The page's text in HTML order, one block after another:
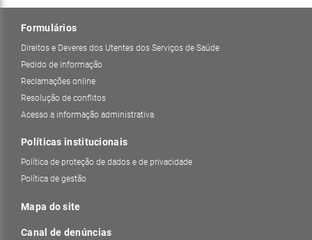
Formulários
Direitos e Deveres dos Utentes dos Serviços de Saúde
Pedido de informação
Reclamações online
Resolução de conflitos
Acesso a informação administrativa
Políticas institucionais
Política de proteção de dados e de privacidade
Política de gestão
Mapa do site
Canal de denúncias